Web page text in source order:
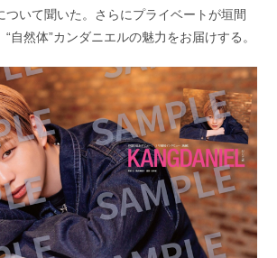
ついて聞いた。さらにプライベートが垣間
自然体”カンダニエルの魅力をお届けする。